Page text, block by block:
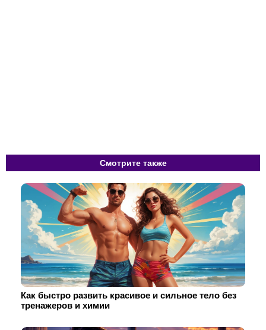
Смотрите также
Как быстро развить красивое и сильное тело без
тренажеров и химии